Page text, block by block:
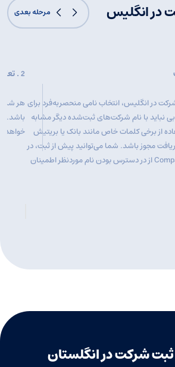
در انگلیس مرحله بعدی
در انگلیس، انتخاب نامی منحصربه‌فرد برای
نباید با نام شرکت‌های ثبت‌شده دیگر مشابه
از برخی کلمات خاص مانند بانک یا بریتیش
مجوز باشد. شما می‌توانید پیش از ثبت، در
سامانه Companies House از در دسترس بودن نام موردنظر اطمینان
2
.
هر
باشد.
خواهد
ثبت شرکت در انگلستان